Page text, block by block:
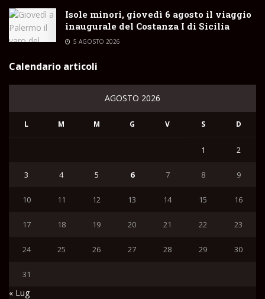
Isole minori, giovedì 6 agosto il viaggio
inaugurale del Costanza I di Sicilia
5 AGOSTO 2026
Calendario articoli
AGOSTO 2026
L M M G V S D
1 2
3 4 5 6 7 8 9
10 11 12 13 14 15 16
17 18 19 20 21 22 23
24 25 26 27 28 29 30
31
« Lug